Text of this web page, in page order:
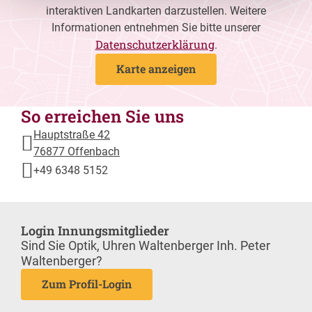
interaktiven Landkarten darzustellen. Weitere
Informationen entnehmen Sie bitte unserer
Datenschutzerklärung.
Karte anzeigen
So erreichen Sie uns
Hauptstraße 42
76877 Offenbach
+49 6348 5152
Login Innungsmitglieder
Sind Sie Optik, Uhren Waltenberger Inh. Peter
Waltenberger?
Zum Profil-Login